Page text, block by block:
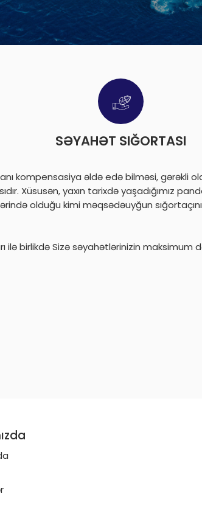
SƏYAHƏT SIĞORTASI
kompensasiya əldə edə bilməsi, gərəkli
Xüsusən, yaxın tarixdə yaşadığımız
olduğu kimi məqsədəuyğun
ilə birlikdə Sizə səyahətlərinizin